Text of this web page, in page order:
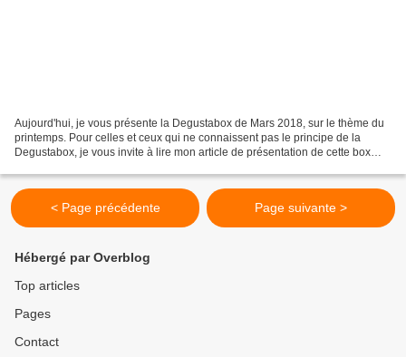
Aujourd'hui, je vous présente la Degustabox de Mars 2018, sur le thème du
printemps. Pour celles et ceux qui ne connaissent pas le principe de la
Degustabox, je vous invite à lire mon article de présentation de cette box
< Page précédente Page suivante >
Hébergé par Overblog
Top articles
Pages
Contact